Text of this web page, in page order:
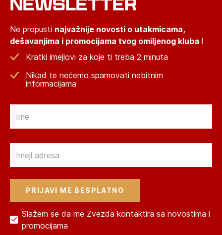
NEWSLETTER
Ne propusti najvažnije novosti o utakmicama,
dešavanjima i promocijama tvog omiljenog kluba !
Kratki imejlovi za koje ti treba 2 minuta
Nikad te nećemo spamovati nebitnim
informacijama
Slažem se da me Zvezda kontaktira sa novostima i
promocijama